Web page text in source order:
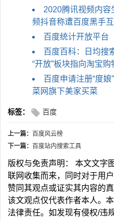
2020腾讯视频内容
频抖音称遭百度黑手
百度统计开放平台
百度百科：日均搜
“开放”板块指向淘宝
百度申请注册“度
菜网旗下美家买菜
标签： 百度
上一篇：
百度风云榜
下一篇：
百度站内搜索工具
版权与免责声明： 本文文字
联网收集而来，同时对于用
赞同其观点或证实其内容的
该文观点仅代表作者本人。
法律责任。如发现有侵权/违